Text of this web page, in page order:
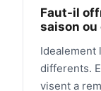
Faut-il
saison ou
Idealement
differents.
visent a